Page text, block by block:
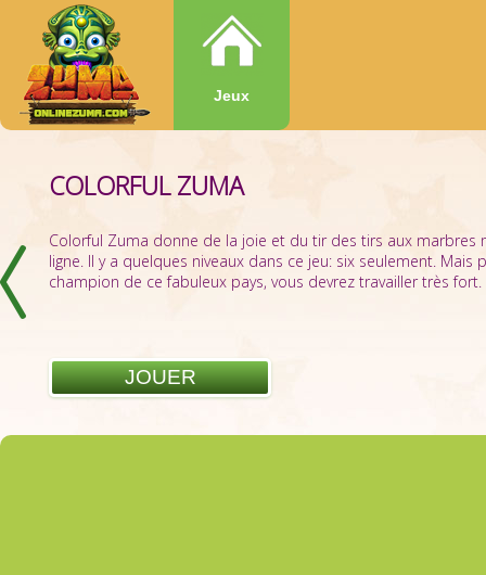
Jeux
COLORFUL ZUMA
Colorful Zuma donne de la joie et du tir des tirs aux marbres
ligne. Il y a quelques niveaux dans ce jeu: six seulement.
champion de ce fabuleux pays, vous devrez travailler très fort.
JOUER
TETRIS
Soyez à l'aise, alors que vous rencontrez un jeu absolument
accompagné non seulement par les Zuma Boules, mais
intelligent ou même avec votre ami ou votre parent. Tetris est
JOUER